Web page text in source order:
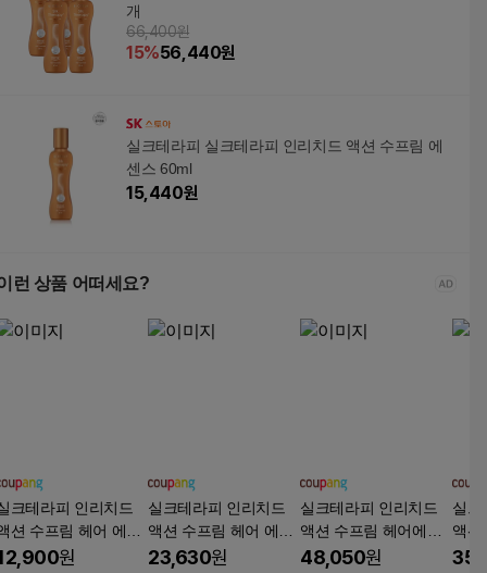
개
66,400원
15%56,440원
실크테라피 실크테라피 인리치드 액션 수프림 에
센스 60ml
15,440원
런 상품 어떠세요?
크테라피 인리치드
션 수프림 헤어 에센
원
실크테라피 인리치드
액션 수프림 헤어 에센
스
23,630원
실크테라피 인리치드
액션 수프림 헤어에센
스
48,050원
실크
액션
스